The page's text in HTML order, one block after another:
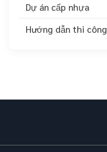
Dự án cấp nhựa
Hướng dẫn thi công